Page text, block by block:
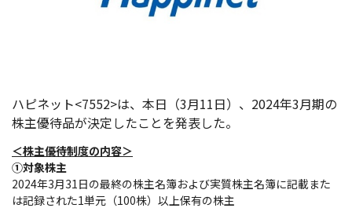
ハピネット<7552>は、本日（3月11日）、2024年3月期の
株主優待品が決定したことを発表した。
＜株主優待制度の内容＞
①対象株主
2024年3月31日の最終の株主名簿および実質株主名簿に記載また
は記録された1単元（100株）以上保有の株主